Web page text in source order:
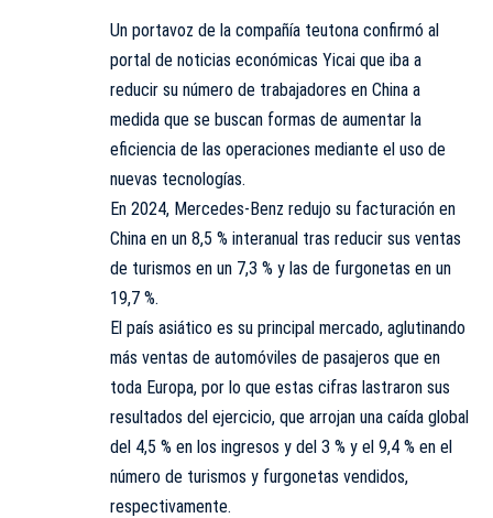
Un portavoz de la compañía teutona confirmó al
portal de noticias económicas Yicai que iba a
reducir su número de trabajadores en China a
medida que se buscan formas de aumentar la
eficiencia de las operaciones mediante el uso de
nuevas tecnologías.
En 2024, Mercedes-Benz redujo su facturación en
China en un 8,5 % interanual tras reducir sus ventas
de turismos en un 7,3 % y las de furgonetas en un
19,7 %.
El país asiático es su principal mercado, aglutinando
más ventas de automóviles de pasajeros que en
toda Europa, por lo que estas cifras lastraron sus
resultados del ejercicio, que arrojan una caída global
del 4,5 % en los ingresos y del 3 % y el 9,4 % en el
número de turismos y furgonetas vendidos,
respectivamente.